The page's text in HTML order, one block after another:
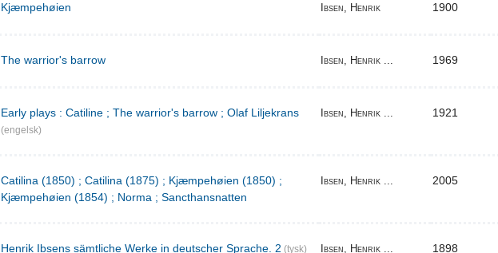
Kjæmpehøien Ibsen, Henrik 1900
The warrior's barrow Ibsen, Henrik ... 1969
Early plays : Catiline ; The warrior's barrow ; Olaf Liljekrans
(engelsk)
Ibsen, Henrik ... 1921
Catilina (1850) ; Catilina (1875) ; Kjæmpehøien (1850) ;
Kjæmpehøien (1854) ; Norma ; Sancthansnatten
Ibsen, Henrik ... 2005
Henrik Ibsens sämtliche Werke in deutscher Sprache. 2 (tysk) Ibsen, Henrik ... 1898